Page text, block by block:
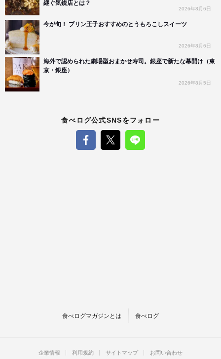
継ぐ気鋭店とは？
2026年8月6日
今が旬！ プリン王子おすすめのとうもろこしスイーツ
2026年8月6日
海外で認められた劇場型おまかせ寿司。銀座で新たな幕開け（東
京・銀座）
2026年8月5日
食べログ公式SNSをフォロー
食べログマガジンとは 食べログ
企業情報 利用規約 サイトマップ お問い合わせ